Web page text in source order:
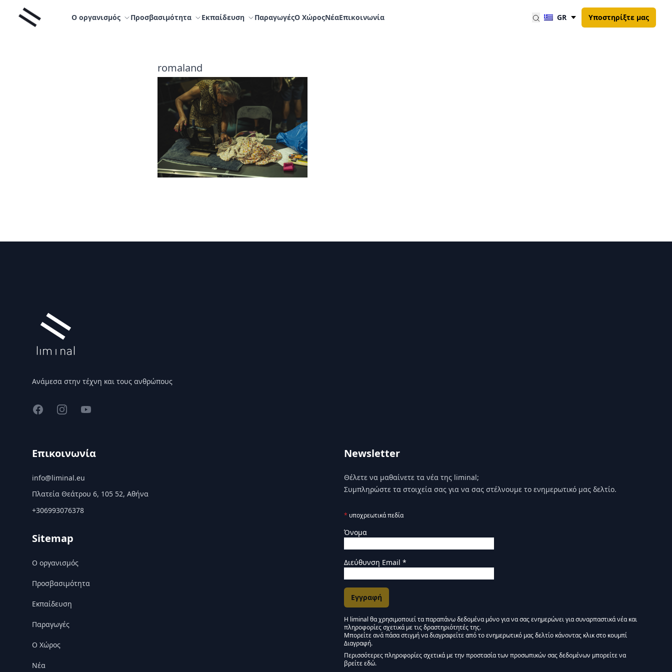
Μετάβαση
περιεχόμενο
Liminal Ο οργανισμός Προσβασιμότητα Εκπαίδευση ΠαραγωγέςΟ ΧώροςNέαΕπικοινωνία GR Υποστηρίξτε μας
romaland
Ανάμεσα στην τέχνη και τους ανθρώπους
FacebookInstagramYouTube
Επικοινωνία
info@liminal.eu
Πλατεία Θεάτρου 6, 105 52, Αθήνα
+306993076378
Sitemap
Ο οργανισμός
Προσβασιμότητα
Εκπαίδευση
Παραγωγές
Ο Χώρος
Nέα
Newsletter
Θέλετε να μαθαίνετε τα νέα της liminal;
Συμπληρώστε τα στοιχεία σας για να σας στέλνουμε το ενημερωτικό μας δελτίο.
* υποχρεωτικά πεδία
Όνομα
Διεύθυνση Email *
Εγκρίσεις Μάρκετινγκ
Η liminal θα χρησιμοποιεί τα παραπάνω δεδομένα μόνο για να σας ενημερώνει για συναρπαστικά νέα και
πληροφορίες σχετικά με τις δραστηριότητές της.
Μείνετε συντονισμένοι - Ενημερωτικό δελτίο Liminal :)
Μπορείτε ανά πάσα στιγμή να διαγραφείτε από το ενημερωτικό μας δελτίο κάνοντας κλικ στο κουμπί
Διαγραφή.
Περισσότερες πληροφορίες σχετικά με την προστασία των προσωπικών σας δεδομένων μπορείτε να
βρείτε εδώ.